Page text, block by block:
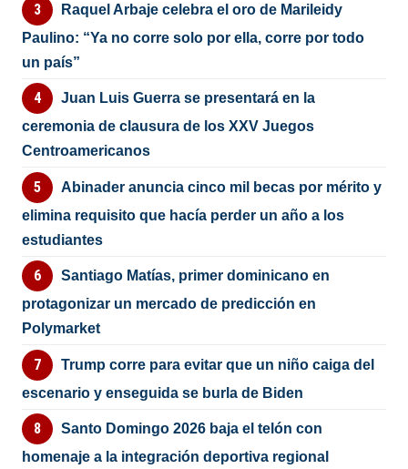
Raquel Arbaje celebra el oro de Marileidy
Paulino: “Ya no corre solo por ella, corre por todo
un país”
Juan Luis Guerra se presentará en la
ceremonia de clausura de los XXV Juegos
Centroamericanos
Abinader anuncia cinco mil becas por mérito y
elimina requisito que hacía perder un año a los
estudiantes
Santiago Matías, primer dominicano en
protagonizar un mercado de predicción en
Polymarket
Trump corre para evitar que un niño caiga del
escenario y enseguida se burla de Biden
Santo Domingo 2026 baja el telón con
homenaje a la integración deportiva regional